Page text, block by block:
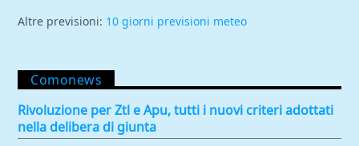
Altre previsioni: 10 giorni previsioni meteo
Comonews
Rivoluzione per Ztl e Apu, tutti i nuovi criteri adottati
nella delibera di giunta